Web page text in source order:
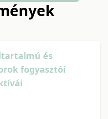
és
fogyasztói